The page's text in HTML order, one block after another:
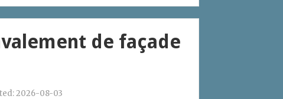
de façade
2026-08-03